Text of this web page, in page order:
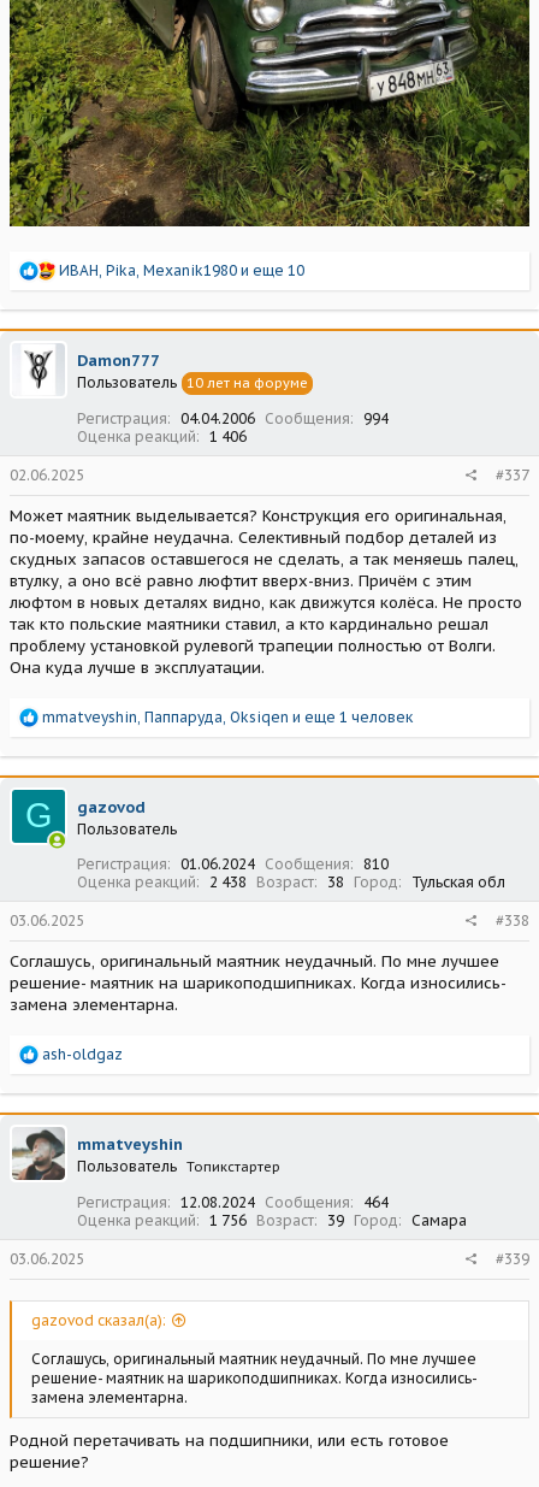
Р
а
к
ц
ИВАН Pika Mexanik1980 и еще 10
Damon777
Пользователь 10 лет на форуме
Регистрация 04.04.2006 Сообщения
994
Оценка реакций
1 406
02.06.2025 #337
Может маятник выделывается? Конструкция его оригинальная,
по-моему, крайне неудачна. Селективный подбор деталей из
скудных запасов оставшегося не сделать, а так меняешь палец,
втулку, а оно всё равно люфтит вверх-вниз. Причём с этим
люфтом в новых деталях видно, как движутся колёса. Не просто
так кто польские маятники ставил, а кто кардинально решал
проблему установкой рулевогй трапеции полностью от Волги.
Она куда лучше в эксплуатации.
Р
а
к
ц
и
и
mmatveyshin Паппаруда Oksiqen и еще 1 человек
G gazovod
Пользователь
Регистрация
01.06.2024 Сообщения
810
Оценка реакций
2 438 Возраст 38 Город Тульская обл
03.06.2025 #338
Соглашусь, оригинальный маятник неудачный. По мне лучшее
решение- маятник на шарикоподшипниках. Когда износились-
замена элементарна.
Р
а
к
ц
и
и
ash-oldgaz
mmatveyshin
Пользователь Топикстартер
Регистрация 12.08.2024 Сообщения
464
Оценка реакций
1 756 Возраст 39 Город Самара
03.06.2025 #339
gazovod сказал(а):
Соглашусь, оригинальный маятник неудачный. По мне лучшее
решение- маятник на шарикоподшипниках. Когда износились-
замена элементарна.
Родной перетачивать на подшипники, или есть готовое
решение?